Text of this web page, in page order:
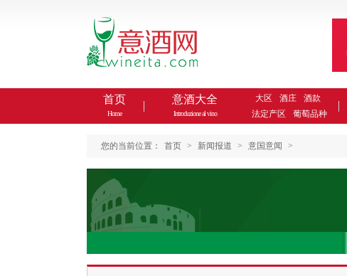
首页
Home
意酒大全
Introduzione al vino
大区 酒庄
酒款
法定产区
葡萄品种
您的当前位置： 首页 > 新闻报道 > 意国意闻 >